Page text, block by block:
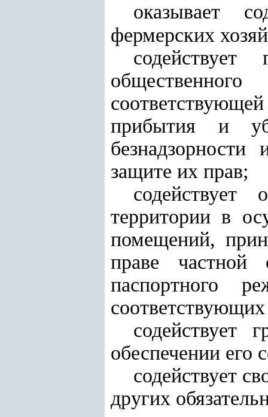
оказывает
фермерских
прибытия и
защите их прав;
содействует
территории в
помещений,
праве частной
паспортного
содействует
обеспечении его
содействует
других